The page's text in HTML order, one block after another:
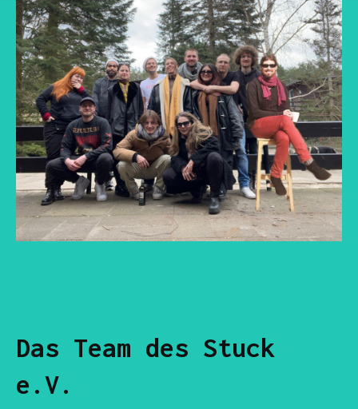
Das Team des Stuck
e.V.